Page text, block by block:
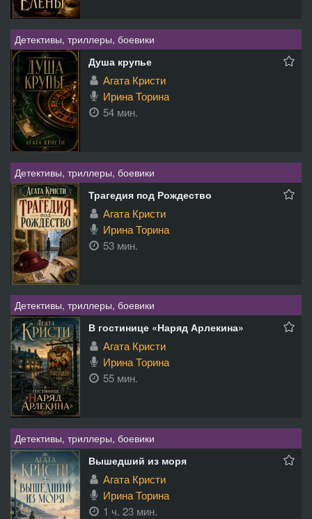
Детективы, триллеры, боевики
Душа крупье
Агата Кристи
Ирина Торина
54 мин.
Детективы, триллеры, боевики
Трагедия под Рождество
Агата Кристи
Ирина Торина
53 мин.
Детективы, триллеры, боевики
В гостинице «Наряд Арлекина»
Агата Кристи
Ирина Торина
55 мин.
Детективы, триллеры, боевики
Вышедший из моря
Агата Кристи
Ирина Торина
1 ч. 23 мин.